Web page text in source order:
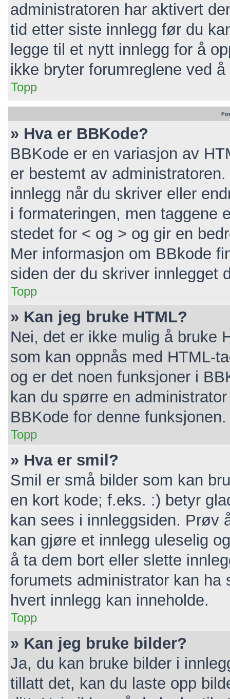
administratoren har aktivert
tid etter siste innlegg før du
legge til et nytt innlegg for å
ikke bryter forumreglene ved
Topp
» Hva er BBKode?
BBKode er en variasjon av
er bestemt av
innlegg når du skriver eller
i formateringen, men taggene
stedet for < og > og gir en
Mer informasjon om BBkode
siden der du skriver innlegget
Topp
» Kan jeg bruke HTML?
Nei, det er ikke mulig å bruke
som kan oppnås med HTML-
og er det noen funksjoner i
kan du spørre en
BBKode for denne funksjonen.
Topp
» Hva er smil?
Smil er små bilder som kan
en kort kode; f.eks. :) betyr
kan sees i innleggsiden. Prøv
kan gjøre et innlegg uleselig
å ta dem bort eller slette
forumets administrator kan ha
hvert innlegg kan inneholde.
Topp
» Kan jeg bruke bilder?
Ja, du kan bruke bilder i
tillatt det, kan du laste opp